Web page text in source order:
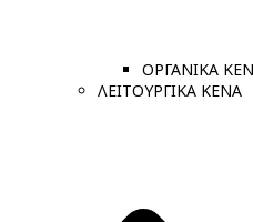
ΟΡΓΑΝΙΚΑ
ΛΕΙΤΟΥΡΓΙΚΑ ΚΕΝΑ